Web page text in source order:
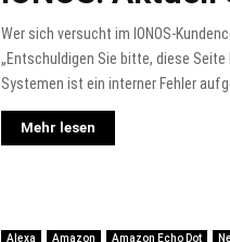
Wer sich versucht im IONOS-
„Entschuldigen Sie bitte, diese
Systemen ist ein interner Fehler
Mehr lesen
Alexa Amazon Amazon Echo Dot